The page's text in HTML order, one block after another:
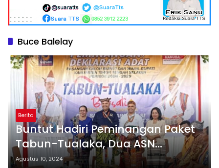
Buce Balelay
Berita
Buntut Hadiri Peminangan Paket
Tabun-Tualaka, Dua ASN
Diadukan ke Bawaslu dan
Agustus 10, 2024